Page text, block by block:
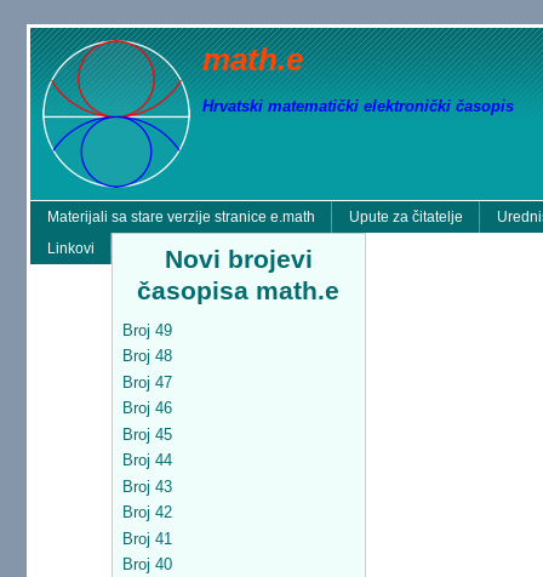
math.e
Hrvatski matematički elektronički časopis
Materijali sa stare verzije stranice e.math Upute za čitatelje
Linkovi
Novi brojevi
časopisa math.e
Broj 49
Broj 48
Broj 47
Broj 46
Broj 45
Broj 44
Broj 43
Broj 42
Broj 41
Broj 40